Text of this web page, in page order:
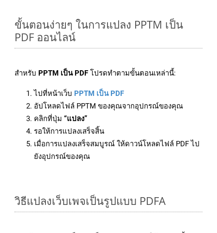
ขั้นตอนง่ายๆ ในการแปลง PPTM เป็น
PDF ออนไลน์
สำหรับ PPTM เป็น PDF โปรดทำตามขั้นตอนเหล่านี้:
ไปที่หน้าเว็บ PPTM เป็น PDF
อัปโหลดไฟล์ PPTM ของคุณจากอุปกรณ์ของคุณ
คลิกที่ปุ่ม “แปลง”
รอให้การแปลงเสร็จสิ้น
เมื่อการแปลงเสร็จสมบูรณ์ ให้ดาวน์โหลดไฟล์ PDF ไป
ยังอุปกรณ์ของคุณ
วิธีแปลงเว็บเพจเป็นรูปแบบ PDFA